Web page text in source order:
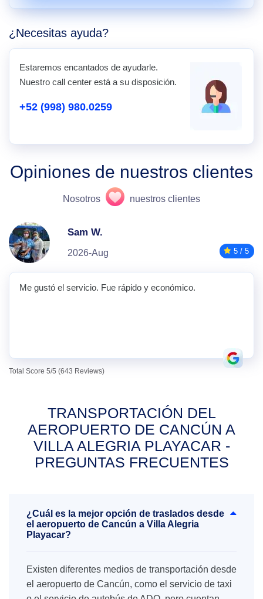
¿Necesitas ayuda?
Estaremos encantados de ayudarle.
Nuestro call center está a su disposición.
+52 (998) 980.0259
Opiniones de nuestros clientes
Nosotros nuestros clientes
Sam W.
2026-Aug 5 / 5
Me gustó el servicio. Fue rápido y económico.
Total Score 5/5 (643 Reviews)
TRANSPORTACIÓN DEL
AEROPUERTO DE CANCÚN A
VILLA ALEGRIA PLAYACAR -
PREGUNTAS FRECUENTES
¿Cuál es la mejor opción de traslados desde
el aeropuerto de Cancún a Villa Alegria
Playacar?
Existen diferentes medios de transportación desde
el aeropuerto de Cancún, como el servicio de taxi